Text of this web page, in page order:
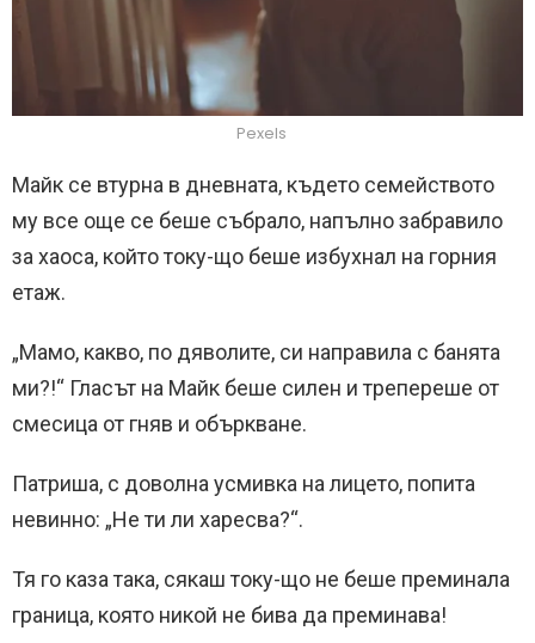
Pexels
Майк се втурна в дневната, където семейството
му все още се беше събрало, напълно забравило
за хаоса, който току-що беше избухнал на горния
етаж.
„Мамо, какво, по дяволите, си направила с банята
ми?!“ Гласът на Майк беше силен и трепереше от
смесица от гняв и объркване.
Патриша, с доволна усмивка на лицето, попита
невинно: „Не ти ли харесва?“.
Тя го каза така, сякаш току-що не беше преминала
граница, която никой не бива да преминава!